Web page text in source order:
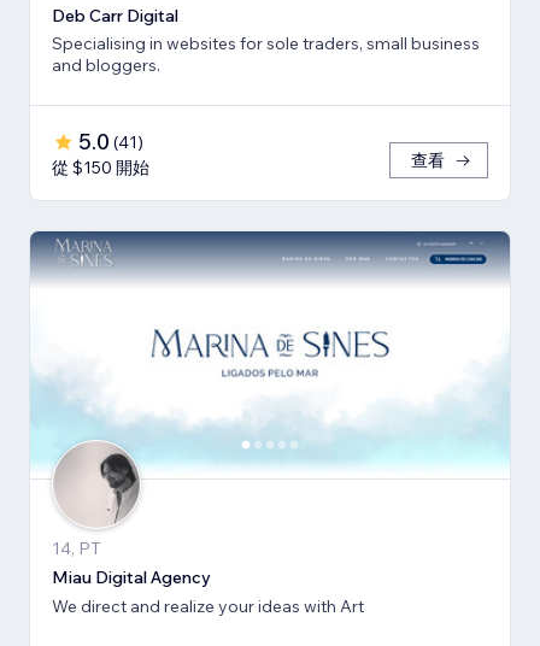
Deb Carr Digital
Specialising in websites for sole traders, small business
and bloggers.
5.0 (41)
從 $150 開始
查看
14, PT
Miau Digital Agency
We direct and realize your ideas with Art